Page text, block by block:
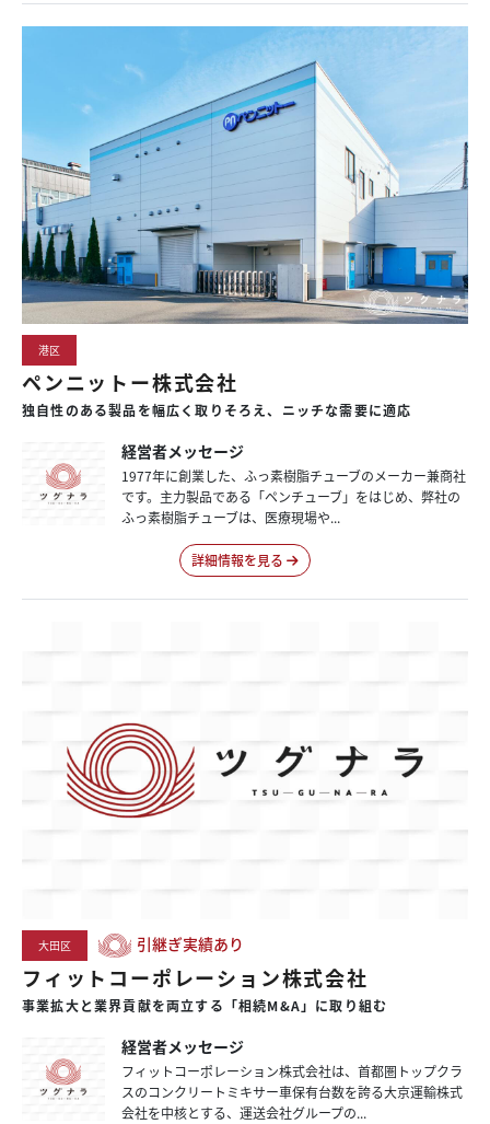
港区
ペンニットー株式会社
独自性のある製品を幅広く取りそろえ、ニッチな需要に適応
経営者メッセージ
1977年に創業した、ふっ素樹脂チューブのメーカー兼商社
です。主力製品である「ペンチューブ」をはじめ、弊社の
ふっ素樹脂チューブは、医療現場や...
詳細情報を見る
大田区 引継ぎ実績あり
フィットコーポレーション株式会社
事業拡大と業界貢献を両立する「相続M&A」に取り組む
経営者メッセージ
フィットコーポレーション株式会社は、首都圏トップクラ
スのコンクリートミキサー車保有台数を誇る大京運輸株式
会社を中核とする、運送会社グループの...